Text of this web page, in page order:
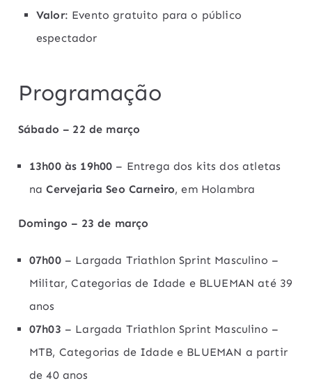
Valor: Evento gratuito para o público
espectador
Programação
Sábado – 22 de março
13h00 às 19h00 – Entrega dos kits dos atletas
naCervejaria Seo Carneiro, em Holambra
Domingo – 23 de março
07h00– Largada Triathlon Sprint Masculino –
Militar, Categorias de Idade e BLUEMAN até 39
anos
07h03 – Largada Triathlon Sprint Masculino –
MTB, Categorias de Idade e BLUEMAN a partir
de 40 anos